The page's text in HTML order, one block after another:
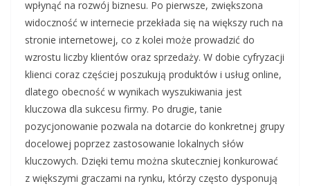
wpłynąć na rozwój biznesu. Po pierwsze, zwiększona
widoczność w internecie przekłada się na większy ruch na
stronie internetowej, co z kolei może prowadzić do
wzrostu liczby klientów oraz sprzedaży. W dobie cyfryzacji
klienci coraz częściej poszukują produktów i usług online,
dlatego obecność w wynikach wyszukiwania jest
kluczowa dla sukcesu firmy. Po drugie, tanie
pozycjonowanie pozwala na dotarcie do konkretnej grupy
docelowej poprzez zastosowanie lokalnych słów
kluczowych. Dzięki temu można skuteczniej konkurować
z większymi graczami na rynku, którzy często dysponują